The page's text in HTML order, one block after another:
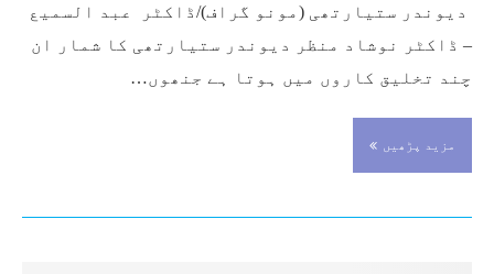
دیوندر ستیارتھی (مونو گراف)/ڈاکٹر عبد السمیع
– ڈاکٹر نوشاد منظر دیوندر ستیارتھی کا شمار ان
چند تخلیق کاروں میں ہوتا ہے جنھوں…
مزید پڑھیں